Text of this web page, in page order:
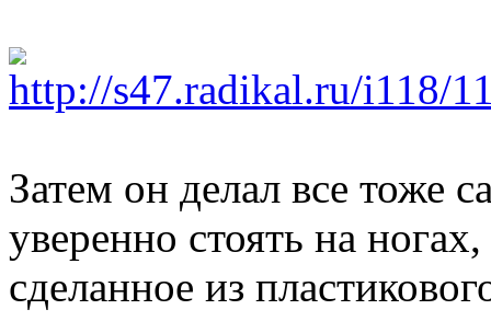
Затем он делал все тоже
уверенно стоять на ногах,
сделанное из